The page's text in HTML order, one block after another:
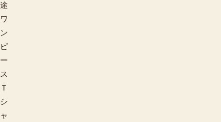
途
ワ
ン
ピ
ー
ス
Ｔ
シ
ャ